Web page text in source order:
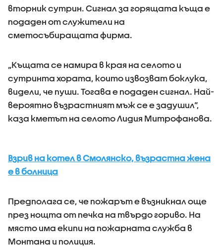
вторник сутрин. Сигнал за горящата къща е
подаден от служители на
сметосъбиращата фирма.
„Къщата се намира в края на селото и
сутринта хората, които извозват боклука,
видели, че пуши. Тогава е подаден сигнал. Най-
вероятно възрастният мъж се е задушил“,
каза кметът на селото Лидия Митрофанова.
Взрив на котел в Смолянско, възрастна жена
е в болница
Предполага се, че пожарът е възникнал още
през нощта от печка на твърдо гориво. На
място има екипи на пожарната служба в
Монтана и полиция.